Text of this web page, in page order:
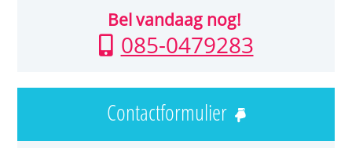
Bel vandaag nog!
085-0479283
Contactformulier